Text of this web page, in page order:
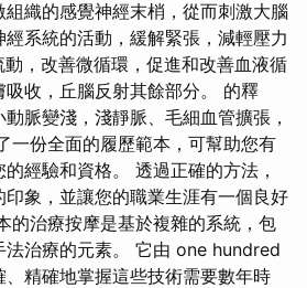
織的感覺神經末梢，從而刺激大腦
系統的活動，緩解緊張，減輕壓力
動，改善微循環，促進和改善血液循
收，丘腦反射其餘部分。 的釋
脈變淺，淺靜脈、毛細血管擴張，
一份全面的履歷範本，可幫助您有
經驗和資格。 透過正確的方法，
象，並讓您的職業生涯有一個良好
的治療按摩是基於複雜的系統，包
法治療的元素。 它由 one hundred
精確地掌握這些技術需要數年時